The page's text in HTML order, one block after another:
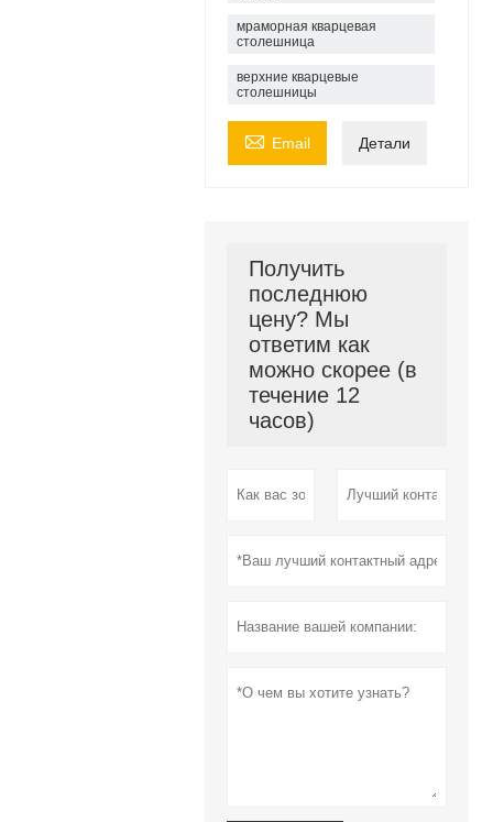
мраморная кварцевая
столешница
верхние кварцевые
столешницы
 Email Детали
Получить
последнюю
цену? Мы
ответим как
можно скорее (в
течение 12
часов)